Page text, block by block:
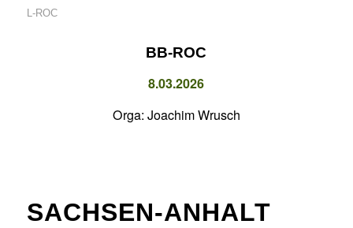
L-ROC
BB-ROC
8.03.2026
Orga: Joachim Wrusch
SACHSEN-ANHALT